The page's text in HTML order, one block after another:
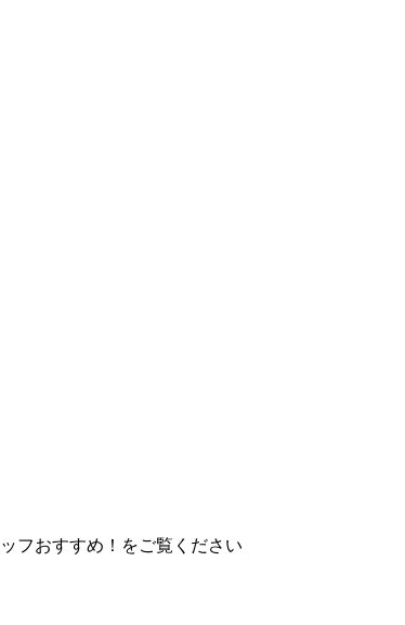
フおすすめ！をご覧ください